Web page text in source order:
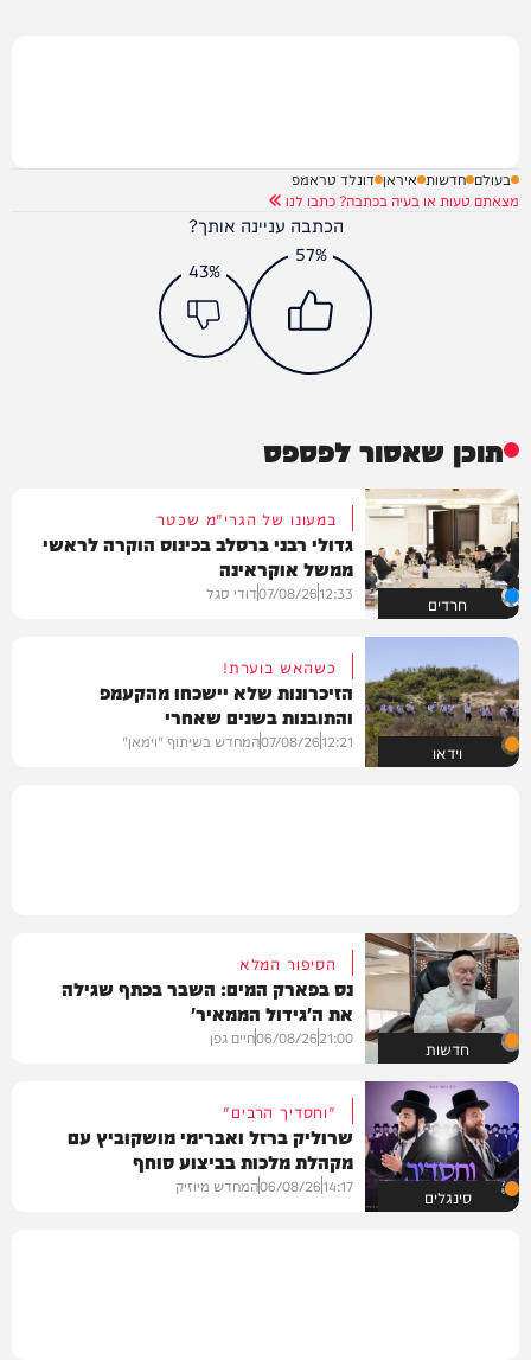
בעולם חדשות איראן דונלד טראמפ
מצאתם טעות או בעיה בכתבה? כתבו לנו
הכתבה עניינה אותך?
57%
43%
תוכן שאסור לפספס
חרדים
במעונו של הגרי"מ שכטר
גדולי רבני ברסלב בכינוס הוקרה לראשי
ממשל אוקראינה
12:33
07/08/26דודי סגל
וידאו
כשהאש בוערת!
הזיכרונות שלא יישכחו מהקעמפ
והתובנות בשנים שאחרי
12:21
07/08/26המחדש בשיתוף "וימאן"
חדשות
הסיפור המלא
נס בפארק המים: השבר בכתף שגילה
את ה'גידול הממאיר'
21:00
06/08/26חיים גפן
סינגלים
"וחסדיך הרבים"
שרוליק ברזל ואברימי מושקוביץ עם
מקהלת מלכות בביצוע סוחף
14:17
06/08/26המחדש מיוזיק